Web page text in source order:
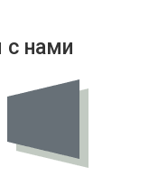
нами